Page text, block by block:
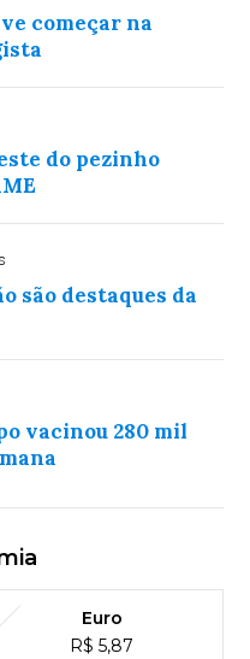
começar na
do pezinho
são destaques da
vacinou 280 mil
Euro
R$ 5,87